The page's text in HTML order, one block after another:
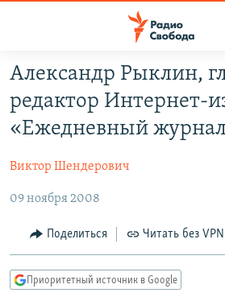
упрощенного
доступа
Вернуться
основному
Вернутся
главной
навигации
Вернутся
ПРОГРАММЫ
ПОДКАСТЫ
ЦИТАТЫ СВОБОДЫ
МНЕНИЯ
КУЛЬТУРА
IDEL.РЕАЛИИ
КАВКАЗ.РЕАЛИИ
Александр Рыклин,
редактор Интернет-
«Ежедневный
Виктор Шендерович
09 ноября 2008
Поделиться Читать без VPN
Приоритетный источник в Google